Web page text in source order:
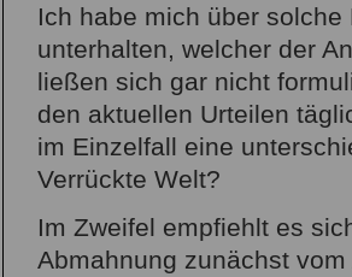
Ich habe mich über
unterhalten, welcher der
ließen sich gar nicht
den aktuellen Urteilen
im Einzelfall eine
Verrückte Welt?
Im Zweifel empfiehlt es
Abmahnung zunächst